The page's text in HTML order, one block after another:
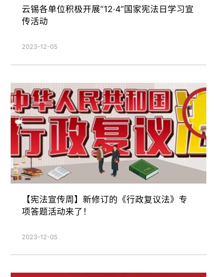
云锡各单位积极开展“12·4”国家宪法日学习宣
传活动
2023-12-05
【宪法宣传周】新修订的《行政复议法》专
项答题活动来了！
2023-12-05